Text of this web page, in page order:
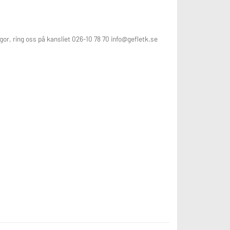
ring oss på kansliet 026-10 78 70 info@gefletk.se